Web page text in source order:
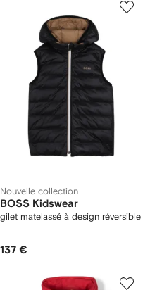
Nouvelle collection
BOSS Kidswear
gilet matelassé à design réversible
137 €